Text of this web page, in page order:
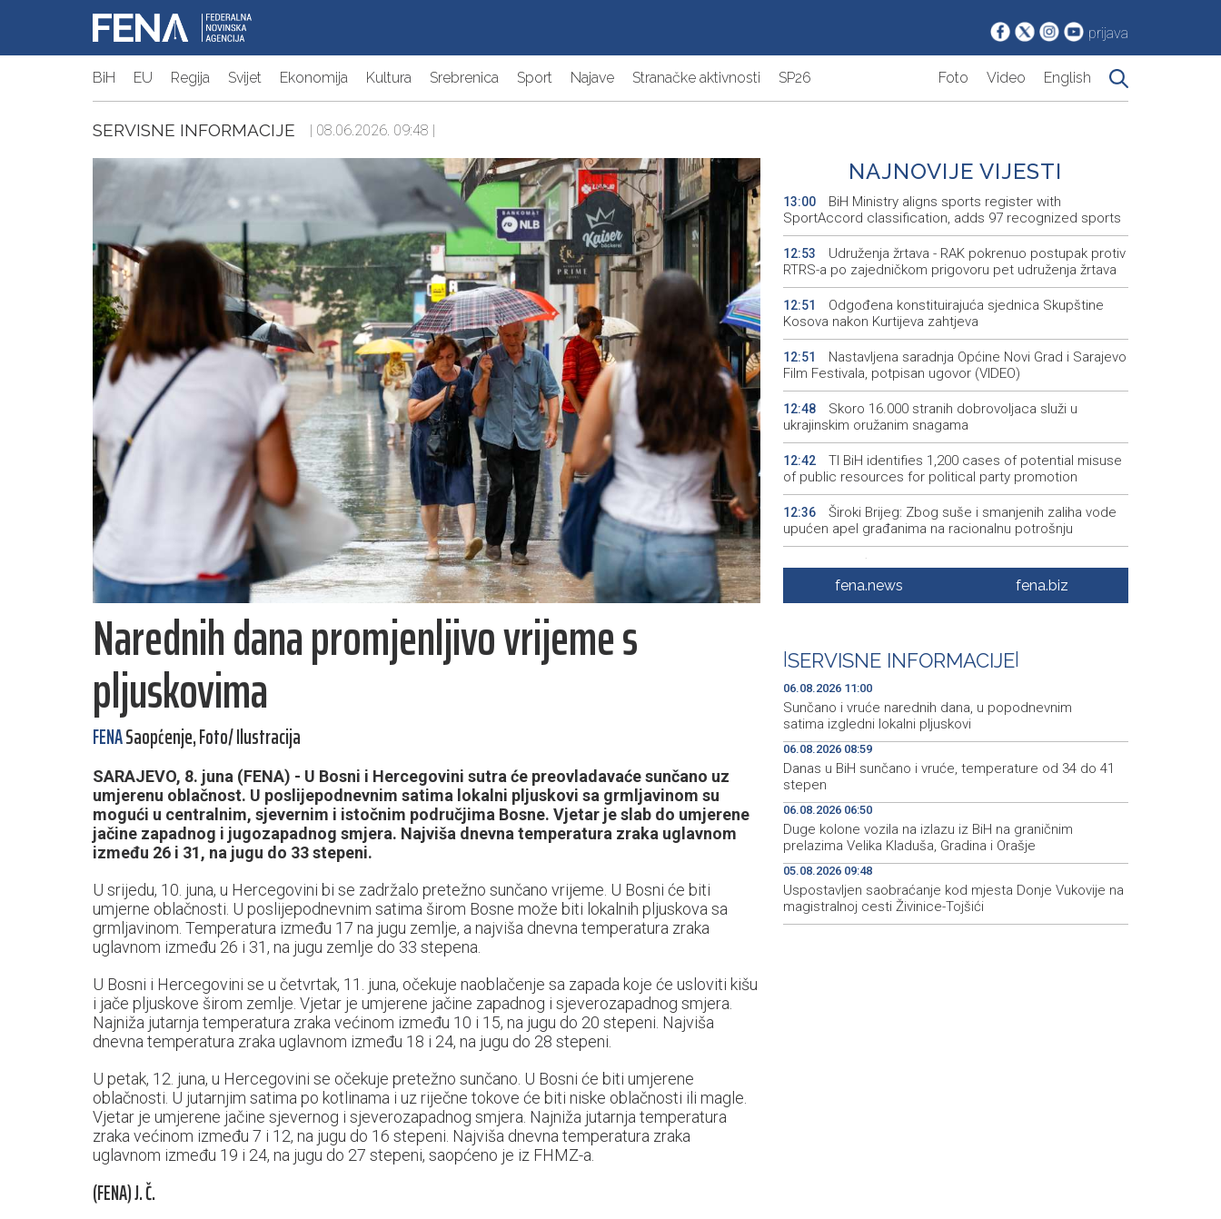
prijava
BiH EU Regija Svijet Ekonomija Kultura Srebrenica Sport Najave Stranačke aktivnosti SP26 Foto Video English
SERVISNE INFORMACIJE | 08.06.2026. 09:48 |
Narednih dana promjenljivo vrijeme s
pljuskovima
FENASaopćenje, Foto/ Ilustracija
SARAJEVO, 8. juna (FENA) - U Bosni i Hercegovini sutra će preovladavaće sunčano uz
umjerenu oblačnost. U poslijepodnevnim satima lokalni pljuskovi sa grmljavinom su
mogući u centralnim, sjevernim i istočnim područjima Bosne. Vjetar je slab do umjerene
jačine zapadnog i jugozapadnog smjera. Najviša dnevna temperatura zraka uglavnom
između 26 i 31, na jugu do 33 stepeni.
U srijedu, 10. juna, u Hercegovini bi se zadržalo pretežno sunčano vrijeme. U Bosni će biti
umjerne oblačnosti. U poslijepodnevnim satima širom Bosne može biti lokalnih pljuskova sa
grmljavinom. Temperatura između 17 na jugu zemlje, a najviša dnevna temperatura zraka
uglavnom između 26 i 31, na jugu zemlje do 33 stepena.
U Bosni i Hercegovini se u četvrtak, 11. juna, očekuje naoblačenje sa zapada koje će usloviti kišu
i jače pljuskove širom zemlje. Vjetar je umjerene jačine zapadnog i sjeverozapadnog smjera.
Najniža jutarnja temperatura zraka većinom između 10 i 15, na jugu do 20 stepeni. Najviša
dnevna temperatura zraka uglavnom između 18 i 24, na jugu do 28 stepeni.
U petak, 12. juna, u Hercegovini se očekuje pretežno sunčano. U Bosni će biti umjerene
oblačnosti. U jutarnjim satima po kotlinama i uz riječne tokove će biti niske oblačnosti ili magle.
Vjetar je umjerene jačine sjevernog i sjeverozapadnog smjera. Najniža jutarnja temperatura
zraka većinom između 7 i 12, na jugu do 16 stepeni. Najviša dnevna temperatura zraka
uglavnom između 19 i 24, na jugu do 27 stepeni, saopćeno je iz FHMZ-a.
(FENA) J. Č.
NAJNOVIJE VIJESTI
13:00
BiH Ministry aligns sports register with
SportAccord classification, adds 97 recognized sports
12:53
Udruženja žrtava - RAK pokrenuo postupak protiv
RTRS-a po zajedničkom prigovoru pet udruženja žrtava
12:51
Odgođena konstituirajuća sjednica Skupštine
Kosova nakon Kurtijeva zahtjeva
12:51
Nastavljena saradnja Općine Novi Grad i Sarajevo
Film Festivala, potpisan ugovor (VIDEO)
12:48
Skoro 16.000 stranih dobrovoljaca služi u
ukrajinskim oružanim snagama
12:42
TI BiH identifies 1,200 cases of potential misuse
of public resources for political party promotion
12:36
Široki Brijeg: Zbog suše i smanjenih zaliha vode
upućen apel građanima na racionalnu potrošnju
Saopćenje za javnost SDA
Prokoško jezero sve posjećenije nakon ulaganja
12:34
FIA - Industrija ostaje nosilac privrednog razvoja
FBiH sa 18 milijardi KM prihoda (VIDEO)
fena.news fena.biz
SERVISNE INFORMACIJE|
06.08.2026 11:00
Sunčano i vruće narednih dana, u popodnevnim
satima izgledni lokalni pljuskovi
06.08.2026 08:59
Danas u BiH sunčano i vruće, temperature od 34 do 41
stepen
06.08.2026 06:50
Duge kolone vozila na izlazu iz BiH na graničnim
prelazima Velika Kladuša, Gradina i Orašje
05.08.2026 09:48
Uspostavljen saobraćanje kod mjesta Donje Vukovije na
magistralnoj cesti Živinice-Tojšići